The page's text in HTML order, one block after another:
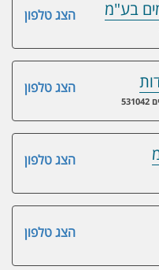
הצג טלפון בע"מ
הצג טלפון
הצג טלפון
הצג טלפון